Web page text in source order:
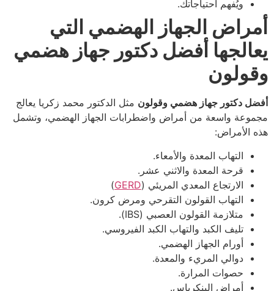
ويُفهم احتياجاتك.
أمراض الجهاز الهضمي التي
يعالجها أفضل دكتور جهاز هضمي
وقولون
أفضل دكتور جهاز هضمي وقولون مثل الدكتور محمد زكريا يعالج
مجموعة واسعة من أمراض واضطرابات الجهاز الهضمي، وتشمل
هذه الأمراض:
التهاب المعدة والأمعاء.
قرحة المعدة والاثني عشر.
الارتجاع المعدي المريئي (GERD
)
التهاب القولون التقرحي ومرض كرون.
متلازمة القولون العصبي (IBS).
تليف الكبد والتهاب الكبد الفيروسي.
أورام الجهاز الهضمي.
دوالي المريء والمعدة.
حصوات المرارة.
أمراض البنكرياس.